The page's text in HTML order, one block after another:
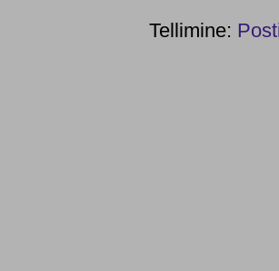
Tellimine: